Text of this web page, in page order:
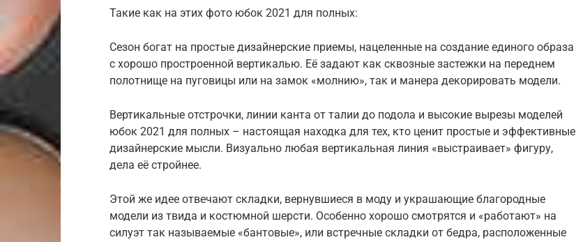
Такие как на этих фото юбок 2021 для полных:
Сезон богат на простые дизайнерские приемы, нацеленные на создание единого образа
с хорошо простроенной вертикалью. Её задают как сквозные застежки на переднем
полотнище на пуговицы или на замок «молнию», так и манера декорировать модели.
Вертикальные отстрочки, линии канта от талии до подола и высокие вырезы моделей
юбок 2021 для полных – настоящая находка для тех, кто ценит простые и эффективные
дизайнерские мысли. Визуально любая вертикальная линия «выстраивает» фигуру,
дела её стройнее.
Этой же идее отвечают складки, вернувшиеся в моду и украшающие благородные
модели из твида и костюмной шерсти. Особенно хорошо смотрятся и «работают» на
силуэт так называемые «бантовые», или встречные складки от бедра, расположенные